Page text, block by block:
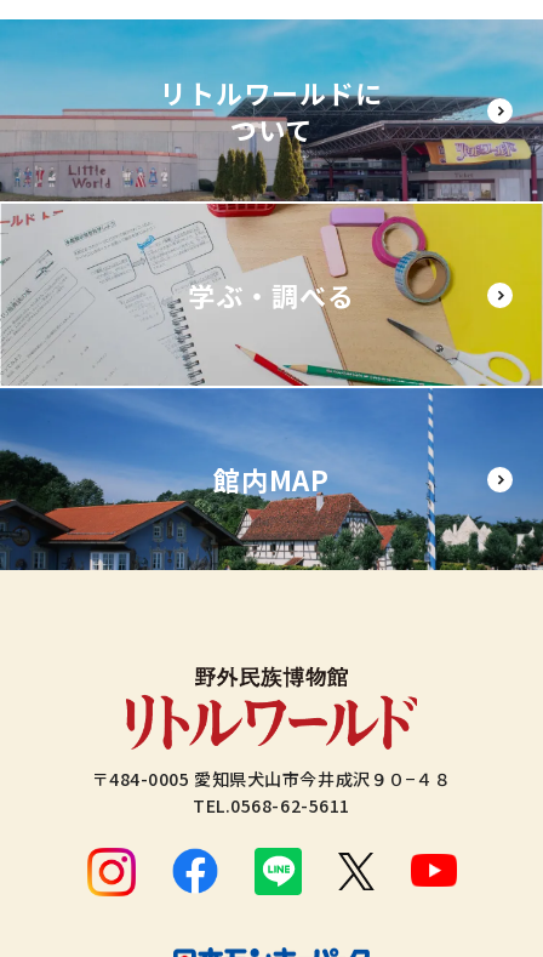
リトルワールドに
ついて
学ぶ・調べる
館内MAP
〒484-0005 愛知県犬山市今井成沢９０−４８
TEL.0568-62-5611